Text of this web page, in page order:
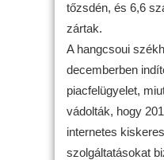
tőzsdén, és 6,6
zártak.
A hangcsoui
decemberben
piacfelügyelet,
vádolták, hogy
internetes
szolgáltatásokat